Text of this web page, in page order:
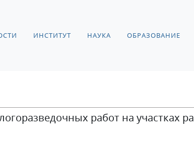
ИНСТИТУТ НАУКА ОБРАЗОВАНИЕ
работ на участках